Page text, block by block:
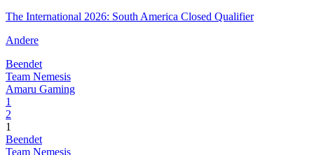
The International 2026: South America Closed Qualifier
Andere
Beendet
Team Nemesis
Amaru Gaming
1
2
1
Beendet
Team Nemesis